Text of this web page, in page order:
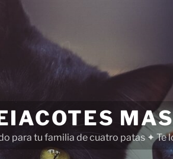
para tu familia de cuatro patas ✦